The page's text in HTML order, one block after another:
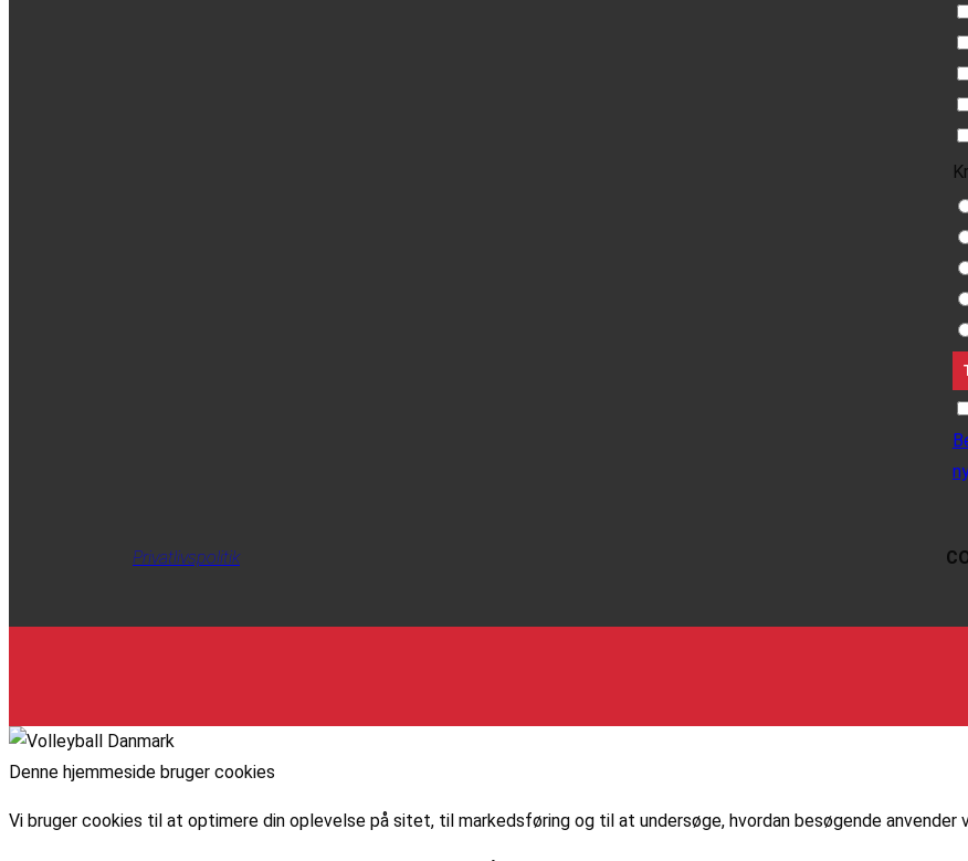
Privatlivspolitik
Denne hjemmeside bruger cookies
Vi bruger cookies til at optimere din oplevelse på sitet, til markedsføring og til at undersøge, hvordan besøgende anvender